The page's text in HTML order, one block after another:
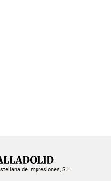
de Impresiones, S.L.